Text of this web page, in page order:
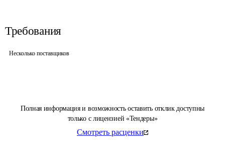
Полная информация и возможность оставить отклик доступны
только с лицензией «Тендеры»
Смотреть расценки
Требования
Несколько поставщиков